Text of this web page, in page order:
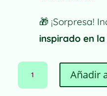
🎁 ¡Sorpresa!
inspirado en
LÁMINA
ROYAL
BOUQUET
Añadir